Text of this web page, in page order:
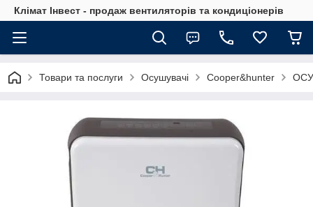
Клімат Інвест - продаж вентиляторів та кондиціонерів
Товари та послуги Осушувачі Cooper&hunter